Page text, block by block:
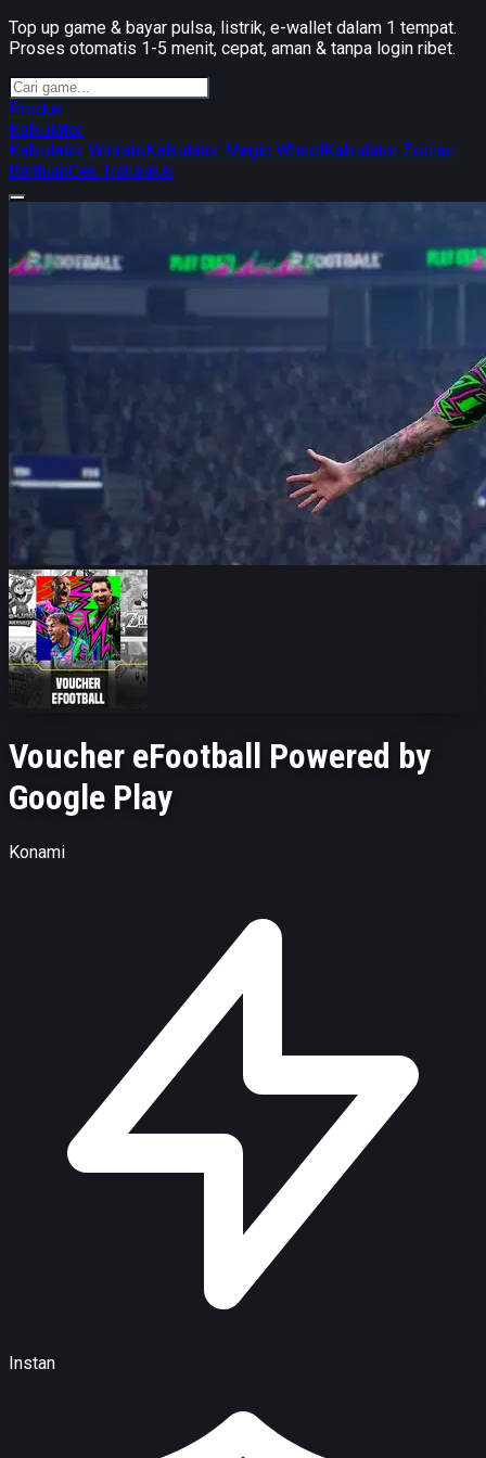
Top up game & bayar pulsa, listrik, e-wallet dalam 1 tempat.
Proses otomatis 1-5 menit, cepat, aman & tanpa login ribet.
Produk
Kalkulator
Kalkulator WinrateKalkulator Magic WheelKalkulator Zodiac
BantuanCek Transaksi
Voucher eFootball Powered by
Google Play
Konami
Instan